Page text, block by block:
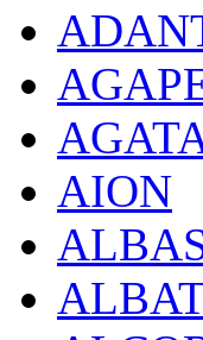
AION